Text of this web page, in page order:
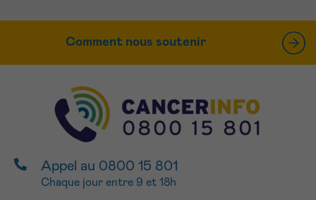
Comment nous soutenir
Appel au 0800 15 801
Chaque jour entre 9 et 18h